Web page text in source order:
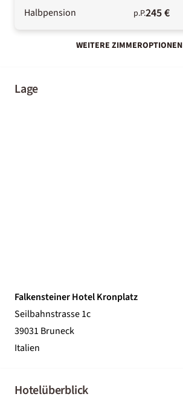
Halbpension p.P.245 €
WEITERE ZIMMEROPTIONEN
Lage
Falkensteiner Hotel Kronplatz
Seilbahnstrasse 1c
39031 Bruneck
Italien
Hotelüberblick